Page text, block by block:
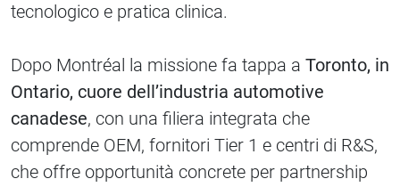
tecnologico e pratica clinica.
Dopo Montréal la missione fa tappa a Toronto, in
Ontario, cuore dell’industria automotive
canadese, con una filiera integrata che
comprende OEM, fornitori Tier 1 e centri di R&S,
che offre opportunità concrete per partnership